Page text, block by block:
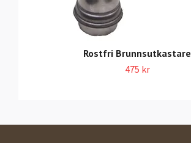
Rostfri Brunnsutkastare
475 kr